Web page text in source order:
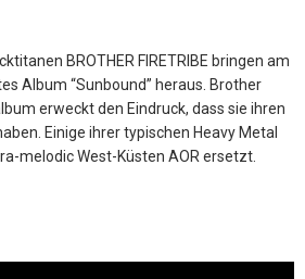
BROTHER FIRETRIBE bringen am
Album “Sunbound” heraus. Brother
erweckt den Eindruck, dass sie ihren
Einige ihrer typischen Heavy Metal
melodic West-Küsten AOR ersetzt.